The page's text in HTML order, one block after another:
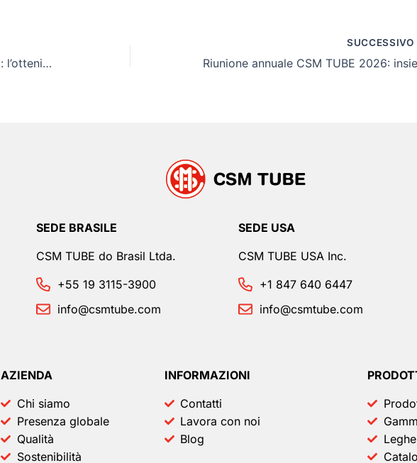
Una nuova frontiera produttiva: l’ottenimento della certificazione IATF
SUCCESSIVO
SEDE BRASILE
CSM TUBE do Brasil Ltda.
+55 19 3115-3900
info@csmtube.com
SEDE USA
CSM TUBE USA Inc.
+1 847 640 6447
info@csmtube.com
AZIENDA
Chi siamo
Presenza globale
Qualità
Sostenibilità
INFORMAZIONI
Contatti
Lavora con noi
Blog
Leghe